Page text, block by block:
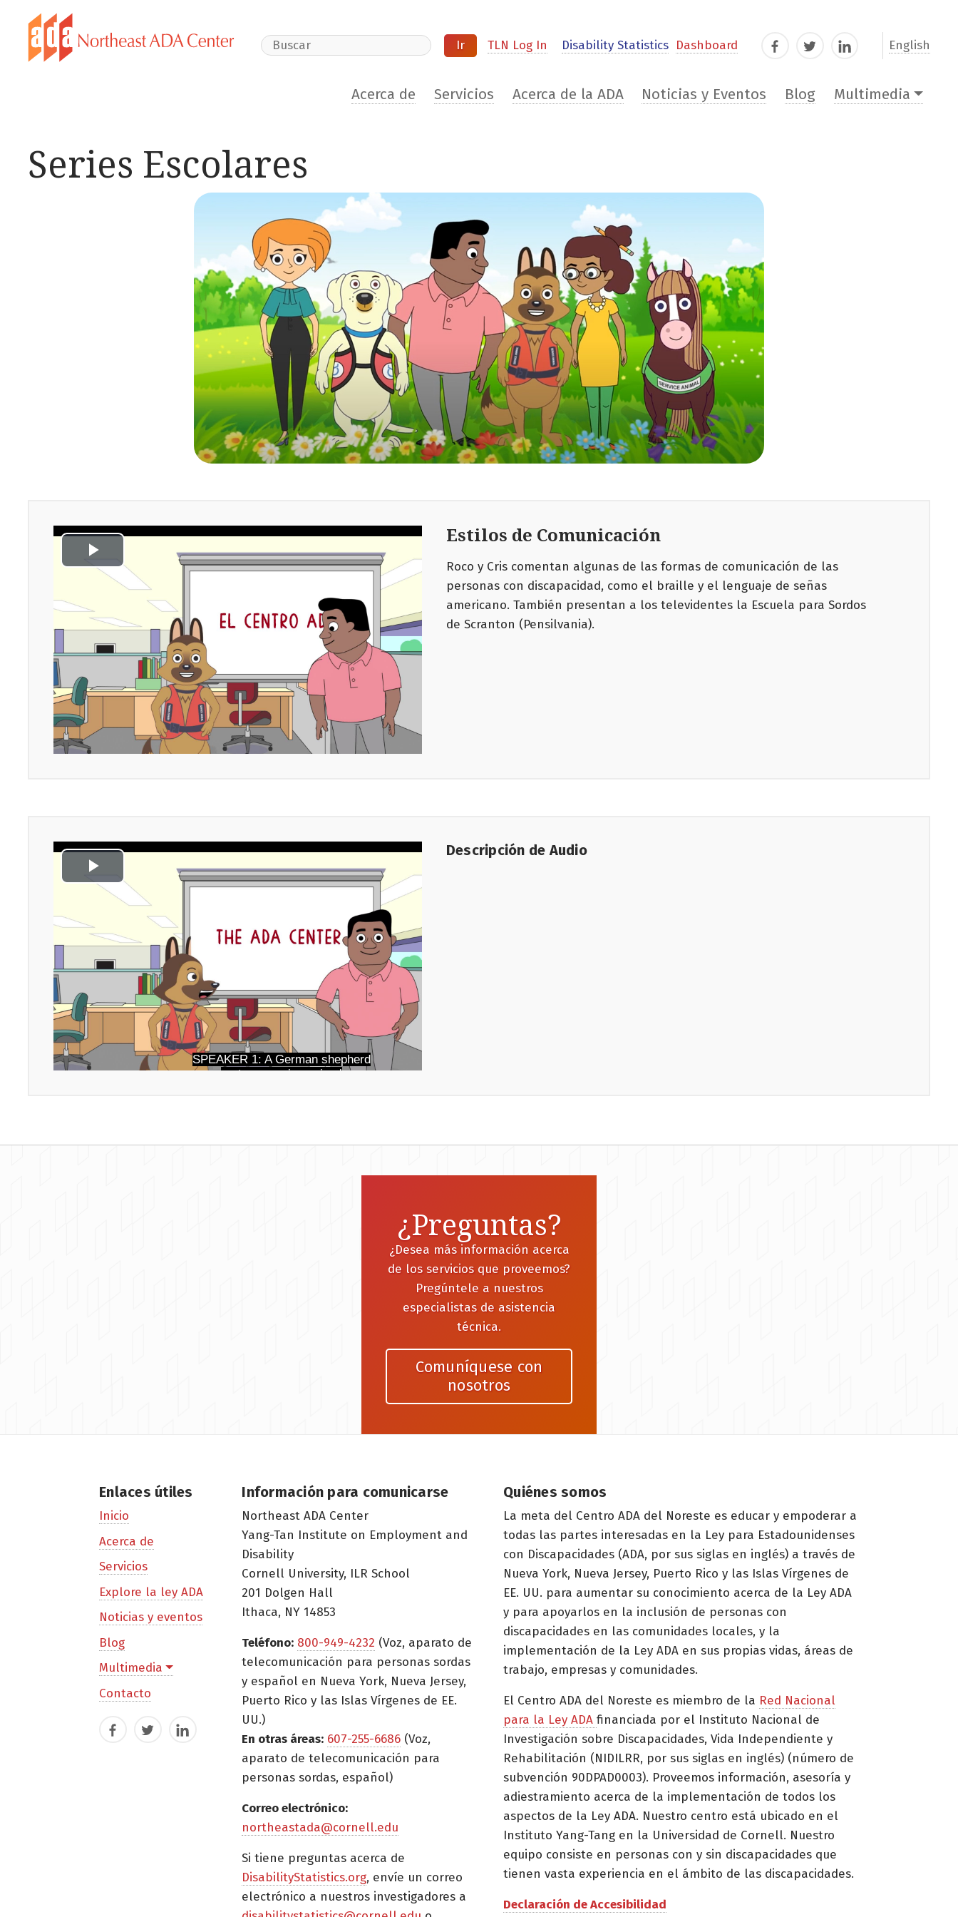
Search Website TLN Log In Disability Statistics Dashboard FacebookTwitterLinkedIn English
Acerca de Servicios Acerca de la ADA Noticias y Eventos Blog Multimedia
Series Escolares
Estilos de Comunicación
Roco y Cris comentan algunas de las formas de comunicación de las
personas con discapacidad, como el braille y el lenguaje de señas
americano. También presentan a los televidentes la Escuela para Sordos
de Scranton (Pensilvania).
Descripción de Audio
¿Preguntas?
¿Desea más información acerca
de los servicios que proveemos?
Pregúntele a nuestros
especialistas de asistencia
técnica.
Comuníquese con
nosotros
Enlaces útiles
Inicio
Acerca de
Servicios
Explore la ley ADA
Noticias y eventos
Blog
Multimedia
Contacto
FacebookTwitterLinkedIn
Información para comunicarse
Northeast ADA Center
Yang-Tan Institute on Employment and
Disability
Cornell University, ILR School
201 Dolgen Hall
Ithaca, NY 14853
Teléfono: 800-949-4232 (Voz, aparato de
telecomunicación para personas sordas
y español en Nueva York, Nueva Jersey,
Puerto Rico y las Islas Vírgenes de EE.
UU.)
En otras áreas: 607-255-6686 (Voz,
aparato de telecomunicación para
personas sordas, español)
Correo electrónico:
northeastada@cornell.edu
Si tiene preguntas acerca de
DisabilityStatistics.org, envíe un correo
electrónico a nuestros investigadores a
Quiénes somos
La meta del Centro ADA del Noreste es educar y empoderar a
todas las partes interesadas en la Ley para Estadounidenses
con Discapacidades (ADA, por sus siglas en inglés) a través de
Nueva York, Nueva Jersey, Puerto Rico y las Islas Vírgenes de
EE. UU. para aumentar su conocimiento acerca de la Ley ADA
y para apoyarlos en la inclusión de personas con
discapacidades en las comunidades locales, y la
implementación de la Ley ADA en sus propias vidas, áreas de
trabajo, empresas y comunidades.
El Centro ADA del Noreste es miembro de la Red Nacional
para la Ley ADA financiada por el Instituto Nacional de
Investigación sobre Discapacidades, Vida Independiente y
Rehabilitación (NIDILRR, por sus siglas en inglés) (número de
subvención 90DPAD0003). Proveemos información, asesoría y
adiestramiento acerca de la implementación de todos los
aspectos de la Ley ADA. Nuestro centro está ubicado en el
Instituto Yang-Tang en la Universidad de Cornell. Nuestro
equipo consiste en personas con y sin discapacidades que
tienen vasta experiencia en el ámbito de las discapacidades.
Declaración de Accesibilidad